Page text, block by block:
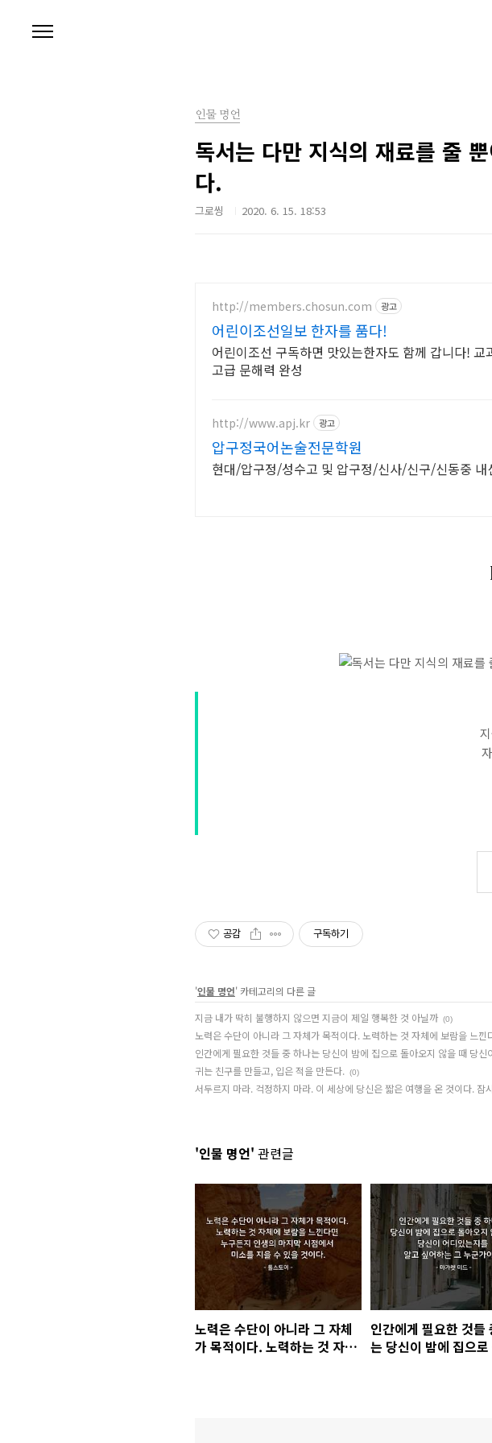
인물 명언
독서는 다만 지식의 재료를 줄
다.
그로씽 2020. 6. 15. 18:53
http://members.chosun.com 광고
어린이조선일보 한자를 품다!
어린이조선 구독하면 맛있는한자도 함께 갑니다!
고급 문해력 완성
http://www.apj.kr 광고
압구정국어논술전문학원
현대/압구정/성수고 및 압구정/신사/신구/신동중 내
공감 구독하기
'인물 명언' 카테고리의 다른 글
지금 내가 딱히 불행하지 않으면 지금이 제일 행복한 것 아닐까 (0)
노력은 수단이 아니라 그 자체가 목적이다. 노력하는 것 자체에 보람을 느
인간에게 필요한 것들 중 하나는 당신이 밤에 집으로 돌아오지 않을 때 당
귀는 친구를 만들고, 입은 적을 만든다. (0)
서두르지 마라. 걱정하지 마라. 이 세상에 당신은 짧은 여행을 온 것이다. 잠
'인물 명언' 관련글
노력은 수단이 아니라 그 자체
가 목적이다. 노력하는 것 자체
인간에게 필요한 것들
는 당신이 밤에 집으